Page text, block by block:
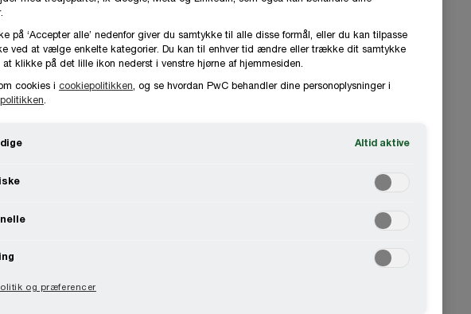
på ‘Accepter alle’ nedenfor giver du samtykke til alle disse formål, eller du kan tilpasse
ved at vælge enkelte kategorier. Du kan til enhver tid ændre eller trække dit samtykke
klikke på det lille ikon nederst i venstre hjørne af hjemmesiden.
cookies i cookiepolitikken , og se hvordan PwC behandler dine personoplysninger i
Altid aktive
og præferencer